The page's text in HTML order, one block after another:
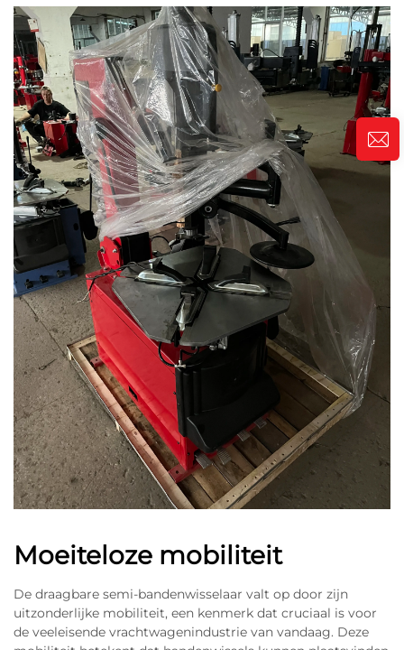
Moeiteloze mobiliteit
De draagbare semi-bandenwisselaar valt op door zijn
uitzonderlijke mobiliteit, een kenmerk dat cruciaal is voor
de veeleisende vrachtwagenindustrie van vandaag. Deze